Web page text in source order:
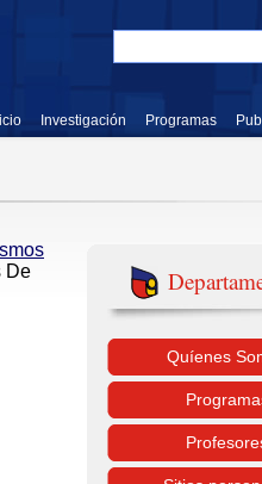
Investigación Programas
De
Quíenes